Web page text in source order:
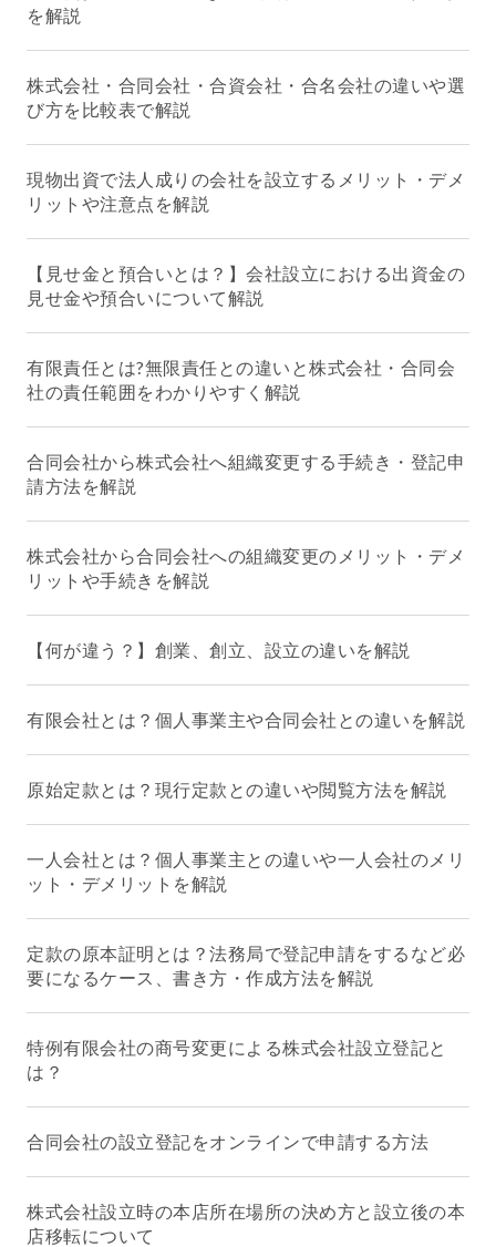
を解説
株式会社・合同会社・合資会社・合名会社の違いや選
び方を比較表で解説
現物出資で法人成りの会社を設立するメリット・デメ
リットや注意点を解説
【見せ金と預合いとは？】会社設立における出資金の
見せ金や預合いについて解説
有限責任とは?無限責任との違いと株式会社・合同会
社の責任範囲をわかりやすく解説
合同会社から株式会社へ組織変更する手続き・登記申
請方法を解説
株式会社から合同会社への組織変更のメリット・デメ
リットや手続きを解説
【何が違う？】創業、創立、設立の違いを解説
有限会社とは？個人事業主や合同会社との違いを解説
原始定款とは？現行定款との違いや閲覧方法を解説
一人会社とは？個人事業主との違いや一人会社のメリ
ット・デメリットを解説
定款の原本証明とは？法務局で登記申請をするなど必
要になるケース、書き方・作成方法を解説
特例有限会社の商号変更による株式会社設立登記と
は？
合同会社の設立登記をオンラインで申請する方法
株式会社設立時の本店所在場所の決め方と設立後の本
店移転について